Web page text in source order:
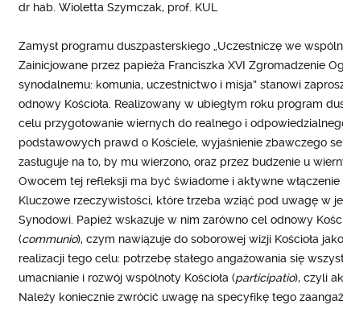
dr hab. Wioletta Szymczak, prof. KUL
Zamysł programu duszpasterskiego „Uczestniczę we
Zainicjowane przez papieża Franciszka XVI Zgromadzenie
synodalnemu: komunia, uczestnictwo i misja” stanowi
odnowy Kościoła. Realizowany w ubiegłym roku program
celu przygotowanie wiernych do realnego i
podstawowych prawd o Kościele, wyjaśnienie zbawczego
zasługuje na to, by mu wierzono, oraz przez budzenie u
Owocem tej refleksji ma być świadome i aktywne
Kluczowe rzeczywistości, które trzeba wziąć pod uwagę w
Synodowi. Papież wskazuje w nim zarówno cel odnowy
(communio), czym nawiązuje do soborowej wizji Kościoła
realizacji tego celu: potrzebę stałego angażowania się
umacnianie i rozwój wspólnoty Kościoła (participatio), czyli
Należy koniecznie zwrócić uwagę na specyfikę tego